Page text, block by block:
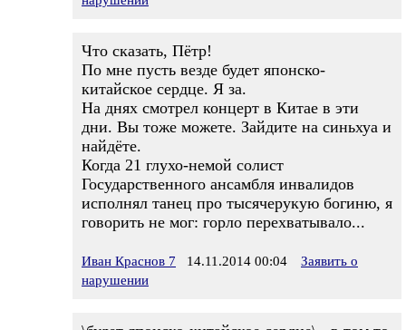
Что сказать, Пётр!
По мне пусть везде будет японско-
китайское сердце. Я за.
На днях смотрел концерт в Китае в эти
дни. Вы тоже можете. Зайдите на синьхуа и
найдёте.
Когда 21 глухо-немой солист
Государственного ансамбля инвалидов
исполнял танец про тысячерукую богиню, я
говорить не мог: горло перехватывало...
Иван Краснов 7 14.11.2014 00:04
Заявить о
нарушении